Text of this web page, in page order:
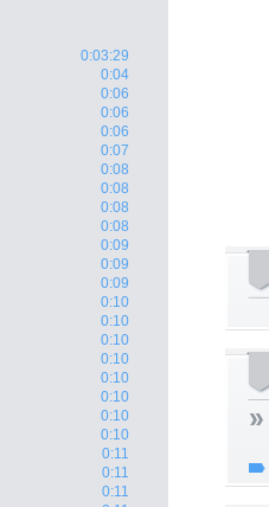
0:03:29
0:04
0:06
0:06
0:06
0:07
0:08
0:08
0:08
0:08
0:09
0:09
0:09
0:10
0:10
0:10
0:10
0:10
0:10
0:10
0:10
0:11
0:11
0:11